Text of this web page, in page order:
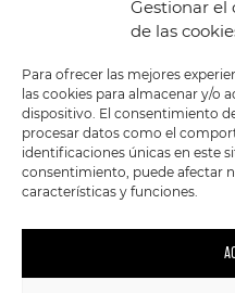
Gestionar
de las
Para ofrecer las mejores
las cookies para almacenar y/o
dispositivo. El consentimiento
procesar datos como el
identificaciones únicas en este
consentimiento, puede afectar
características y funciones.
POLÍTICA DE
PRIVACIDAD
TÉRMINOS Y
CONDICIONES
GENERALES DE LA
POLÍTICA DE COOKIES